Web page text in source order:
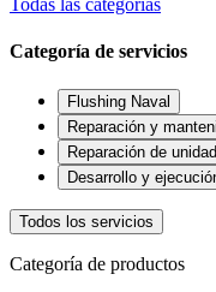
Todas las categorías
Categoría de servicios
Flushing Naval
Reparación y
Reparación de
Todos los servicios
Categoría de productos